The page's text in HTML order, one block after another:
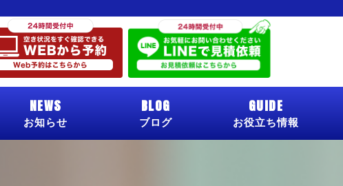
NEWS
お知らせ
BLOG
ブログ
GUIDE
お役立ち情報